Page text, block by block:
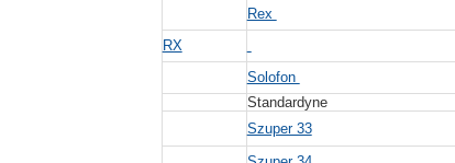
Rex
RX
Solofon
Standardyne
Szuper 33